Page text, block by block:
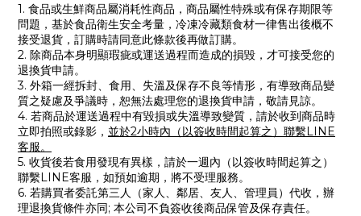
1. 食品或生鮮商品屬消耗性商品，商品屬性特殊或有保存期限等
問題，基於食品衛生安全考量，冷凍冷藏類食材一律售出後概不
接受退貨，訂購時請同意此條款後再做訂購。
2. 除商品本身明顯瑕疵或運送過程而造成的損毀，才可接受您的
退換貨申請。
3. 外箱一經拆封、食用、失溫及保存不良等情形，有導致商品變
質之疑慮及爭議時，恕無法處理您的退換貨申請，敬請見諒。
4. 若商品於運送過程中有毀損或失溫導致變質，請於收到商品時
立即拍照或錄影， 並於2小時內（以簽收時間起算之）聯繫LINE
客服。
5. 收貨後若食用發現有異樣，請於一週內（以簽收時間起算之）
聯繫LINE客服，如預如逾期，將不受理服務。
6. 若購買者委託第三人（家人、鄰居、友人、管理員）代收，辦
理退換貨條件亦同; 本公司不負簽收後商品保管及保存責任。